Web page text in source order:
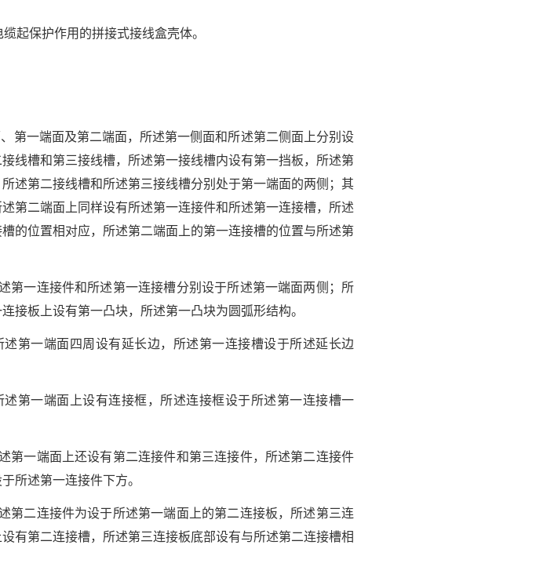
起保护作用的拼接式接线盒壳体。
第一端面及第二端面，所述第一侧面和所述第二侧面上分别设
线槽和第三接线槽，所述第一接线槽内设有第一挡板，所述第
述第二接线槽和所述第三接线槽分别处于第一端面的两侧；其
第二端面上同样设有所述第一连接件和所述第一连接槽，所述
的位置相对应，所述第二端面上的第一连接槽的位置与所述第
第一连接件和所述第一连接槽分别设于所述第一端面两侧；所
接板上设有第一凸块，所述第一凸块为圆弧形结构。
第一端面四周设有延长边，所述第一连接槽设于所述延长边
第一端面上设有连接框，所述连接框设于所述第一连接槽一
第一端面上还设有第二连接件和第三连接件，所述第二连接件
所述第一连接件下方。
第二连接件为设于所述第一端面上的第二连接板，所述第三连
有第二连接槽，所述第三连接板底部设有与所述第二连接槽相